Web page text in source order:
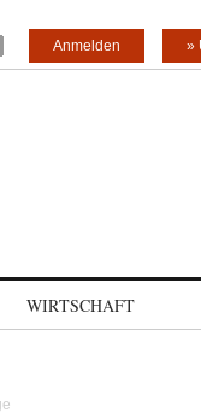
»
Anmelden
WIRTSCHAFT